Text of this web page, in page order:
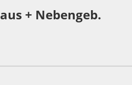
+ Nebengeb.